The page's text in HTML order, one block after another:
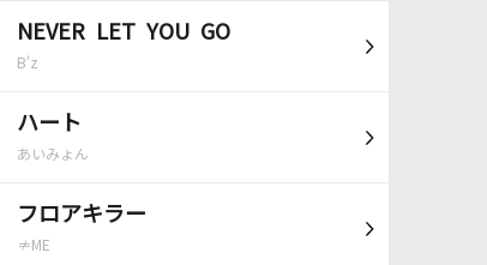
NEVER LET YOU GO
B'z
ハート
あいみょん
フロアキラー
≠ME